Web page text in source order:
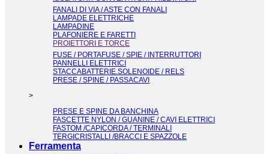
FANALI DI VIA / ASTE CON FANALI
LAMPADE ELETTRICHE
LAMPADINE
PLAFONIERE E FARETTI
PROIETTORI E TORCE
FUSE / PORTAFUSE / SPIE / INTERRUTTORI
PANNELLI ELETTRICI
STACCABATTERIE.SOLENOIDE / RELS
PRESE / SPINE / PASSACAVI
>
PRESE E SPINE DA BANCHINA
FASCETTE NYLON / GUANINE / CAVI ELETTRICI
FASTOM /CAPICORDA / TERMINALI
TERGICRISTALLI /BRACCI E SPAZZOLE
Ferramenta